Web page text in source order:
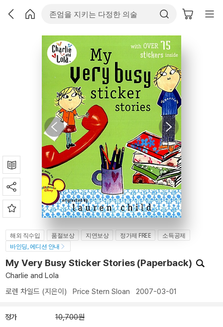
해외 직수입 품절보상 지연보상 정가제 FREE
소득공제
바인딩, 에디션 안내
My Very Busy Sticker Stories (Paperback)
Charlie and Lola
로렌 차일드 (지은이) Price Stern Sloan 2007-03-01
정가 10,700원